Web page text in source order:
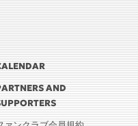
AND